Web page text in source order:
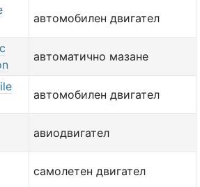
автомобилен двигател
автоматично мазане
автомобилен двигател
авиодвигател
самолетен двигател